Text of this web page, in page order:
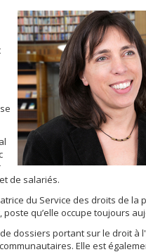
de salariés.
du Service des droits de la
qu’elle occupe toujours
dossiers portant sur le droit à
Elle est